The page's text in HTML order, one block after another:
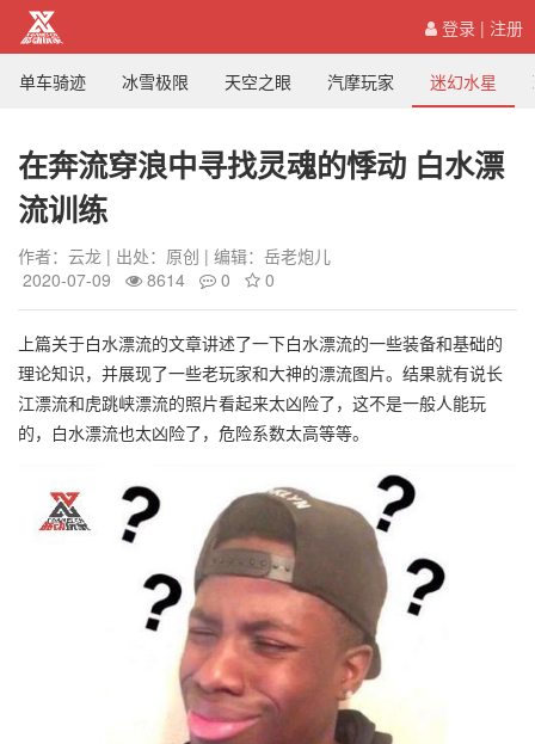
登录 | 注册
单车骑迹 冰雪极限 天空之眼 汽摩玩家 迷幻水星
在奔流穿浪中寻找灵魂的悸动 白水漂
流训练
作者：云龙 | 出处：原创 | 编辑：岳老炮儿
2020-07-09
8614 0 0
上篇关于白水漂流的文章讲述了一下白水漂流的一些装备和基础的
理论知识，并展现了一些老玩家和大神的漂流图片。结果就有说长
江漂流和虎跳峡漂流的照片看起来太凶险了，这不是一般人能玩
的，白水漂流也太凶险了，危险系数太高等等。